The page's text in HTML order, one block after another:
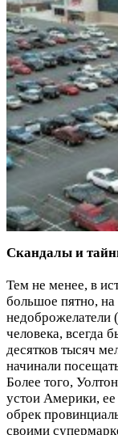
Скандалы и
Тем не менее, в
большое пятно,
недоброжелатели
человека, всегда
десятков тысяч
начинали
Более того,
устои Америки,
обрек
своими